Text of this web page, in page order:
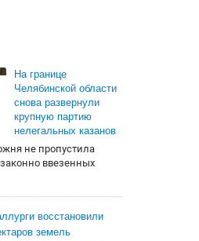
На границе
Челябинской области
снова развернули
крупную партию
нелегальных казанов
не пропустила
ввезенных
восстановили
земель